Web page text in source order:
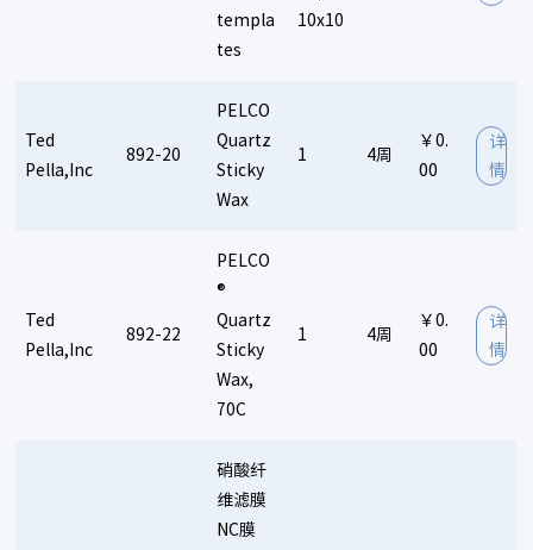
templa
tes
10x10
Ted
Pella,Inc
892-20
PELCO
Quartz
Sticky
Wax
1 4周
￥0.
00
详
情
Ted
Pella,Inc
892-22
PELCO
®
Quartz
Sticky
Wax,
70C
1 4周
￥0.
00
详
情
硝酸纤
维滤膜
NC膜